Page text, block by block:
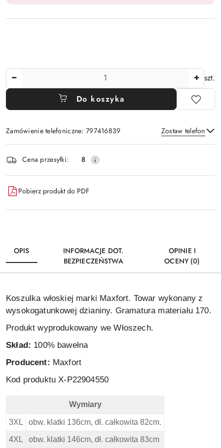
szt.
Do koszyka
Zamówienie telefoniczne: 797416839 Zostaw telefon
Wyślij
Dostępność
i
dostawa
Cena przesyłki: 8
Pobierz produkt do PDF
OPIS
INFORMACJE DOT.
BEZPIECZEŃSTWA
OPINIE I
OCENY (0)
Koszulka włoskiej marki Maxfort. Towar wykonany z
wysokogatunkowej dzianiny. Gramatura materiału 170.
Produkt wyprodukowany we Włoszech.
Skład: 100% bawełna
Producent: Maxfort
Kod produktu X-P22904550
Maxfort Duża Koszulka - Green - Wymiary
Wymiary
3XL obw. klatki 136cm, dł. całkowita 82cm.
4XL obw. klatki 146cm, dł. całkowita 83cm